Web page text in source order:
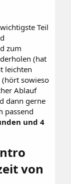
Teil
zum
(hat
leichten
(hört sowieso
Ablauf
dann gerne
passend
und 4
von